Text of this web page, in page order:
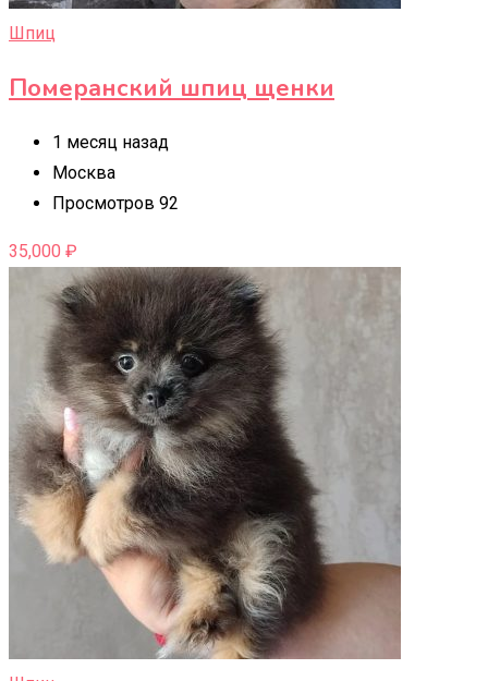
Шпиц
Померанский шпиц щенки
1 месяц назад
Москва
Просмотров 92
35,000 ₽